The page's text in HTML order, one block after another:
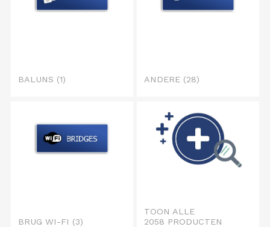
BALUNS (1) ANDERE (28)
BRUG WI-FI (3)
TOON ALLE
2058 PRODUCTEN